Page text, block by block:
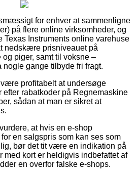
for enhver at sammenligne
på flere online virksomheder, og
Texas Instruments online varehuse
nedskære prisniveauet på
piger, samt til voksne –
nogle gange tilbyde fri fragt.
profitabelt at undersøge
efter rabatkoder på Regnemaskine
sådan at man er sikret at
at hvis en e-shop
en salgspris som kan ses som
bør det tit være en indikation på
kort er heldigvis indbefattet af
en overfor falske e-shops.